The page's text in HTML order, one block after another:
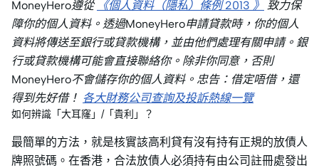
MoneyHero遵從 《個人資料（隱私）條例 2013 》 致力保
障你的個人資料。透過MoneyHero申請貸款時，你的個人
資料將傳送至銀行或貸款機構，並由他們處理有關申請。銀
行或貸款機構可能會直接聯絡你。除非你同意，否則
MoneyHero不會儲存你的個人資料。忠告：借定唔借，還
得到先好借！ 各大財務公司查詢及投訴熱線一覽
如何辨識「大耳窿」/「貴利」？
最簡單的方法，就是核實該高利貸有沒有持有正規的放債人
牌照號碼。在香港，合法放債人必須持有由公司註冊處發出